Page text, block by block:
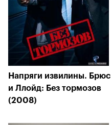
Напряги извилины. Брюс
и Ллойд: Без тормозов
(2008)